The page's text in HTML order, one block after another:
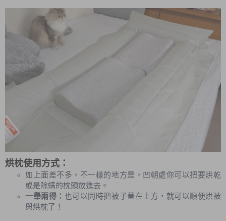
烘枕使用方式：
如上面差不多，不一樣的地方是，凹朝處你可以把要烘乾
或是除螨的枕頭放進去。
一舉兩得： 也可以同時把被子蓋在上方，就可以順便烘被
與烘枕了！